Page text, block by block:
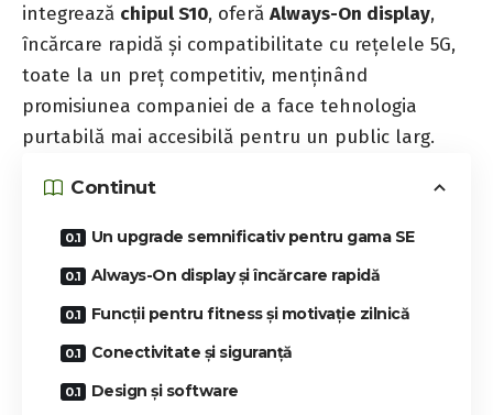
integrează chipul S10, oferă Always-On display,
încărcare rapidă și compatibilitate cu rețelele 5G,
toate la un preț competitiv, menținând
promisiunea companiei de a face tehnologia
purtabilă mai accesibilă pentru un public larg.
Continut
Un upgrade semnificativ pentru gama SE
Always-On display și încărcare rapidă
Funcții pentru fitness și motivație zilnică
Conectivitate și siguranță
Design și software